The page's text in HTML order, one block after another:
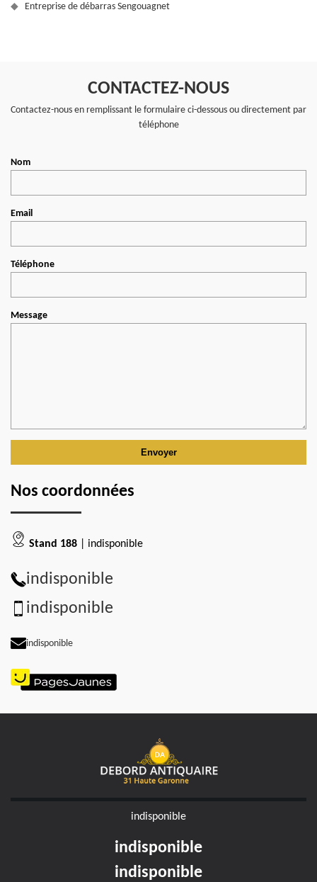
Entreprise de débarras Sengouagnet
CONTACTEZ-NOUS
Contactez-nous en remplissant le formulaire ci-dessous ou directement par
téléphone
Nom
Email
Téléphone
Message
Nos coordonnées
Stand 188 | indisponible
indisponible
indisponible
indisponible
indisponible
indisponible
indisponible